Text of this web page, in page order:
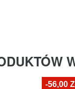
-56,00